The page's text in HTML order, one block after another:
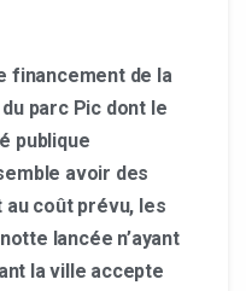
financement de la
parc Pic dont le
publique
avoir des
coût prévu, les
lancée n’ayant
la ville accepte